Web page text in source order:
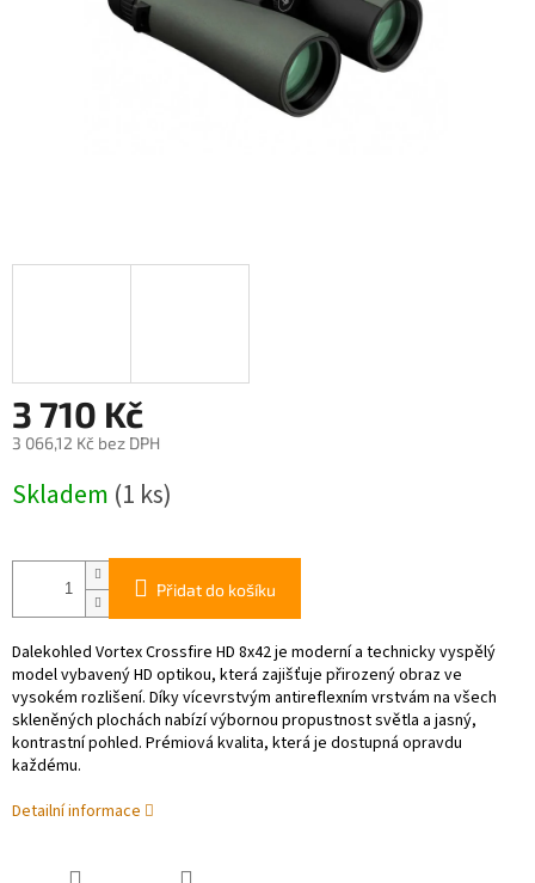
3 710 Kč
3 066,12 Kč bez DPH
cena:
Skladem (1 ks)
Přidat do košíku
Dalekohled Vortex Crossfire HD 8x42 je moderní a technicky vyspělý
model vybavený HD optikou, která zajišťuje přirozený obraz ve
vysokém rozlišení. Díky vícevrstvým antireflexním vrstvám na všech
skleněných plochách nabízí výbornou propustnost světla a jasný,
kontrastní pohled. Prémiová kvalita, která je dostupná opravdu
každému.
Detailní informace